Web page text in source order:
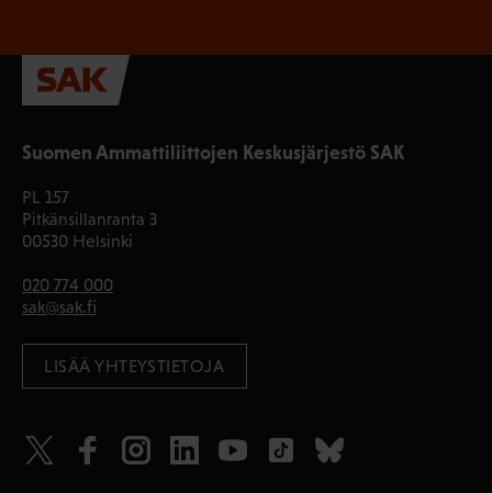
Suomen Ammattiliittojen Keskusjärjestö SAK
PL 157
Pitkänsillanranta 3
00530 Helsinki
020 774 000
sak@sak.fi
LISÄÄ YHTEYSTIETOJA